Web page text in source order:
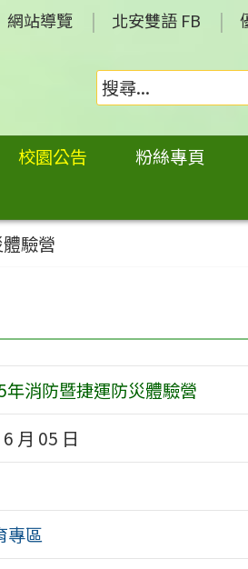
網站導覽 北安雙語 FB
校園公告 粉絲專頁
驗營
年消防暨捷運防災體驗營
月 05 日
專區